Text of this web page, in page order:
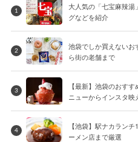
1
大人気の「七宝麻辣湯
グなどを紹介
2
池袋でしか買えないお
ら街の老舗まで
3
【最新】池袋のおす
ニューからインスタ映
4
【池袋】駅ナカラン
ーメン店まで厳選